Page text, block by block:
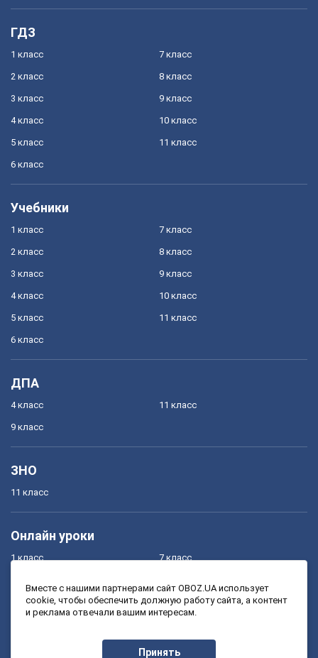
ГДЗ
1 класс
2 класс
3 класс
4 класс
5 класс
6 класс
7 класс
8 класс
9 класс
10 класс
11 класс
Учебники
1 класс
2 класс
3 класс
4 класс
5 класс
6 класс
7 класс
8 класс
9 класс
10 класс
11 класс
ДПА
4 класс
9 класс
11 класс
ЗНО
11 класс
Онлайн уроки
1 класс
3 класс
7 класс
9 класс
Вместе с нашими партнерами сайт OBOZ.UA использует
cookie, чтобы обеспечить должную работу сайта, а контент
и реклама отвечали вашим интересам.
Принять